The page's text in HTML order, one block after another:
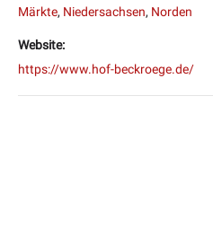
Märkte, Niedersachsen, Norden
Website:
https://www.hof-beckroege.de/